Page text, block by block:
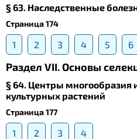
§ 63. Наследственные
Страница 174
1 2 3 4 5 6
Раздел VII. Основы
§ 64. Центры многообразия
культурных растений
Страница 177
1 2 3
4